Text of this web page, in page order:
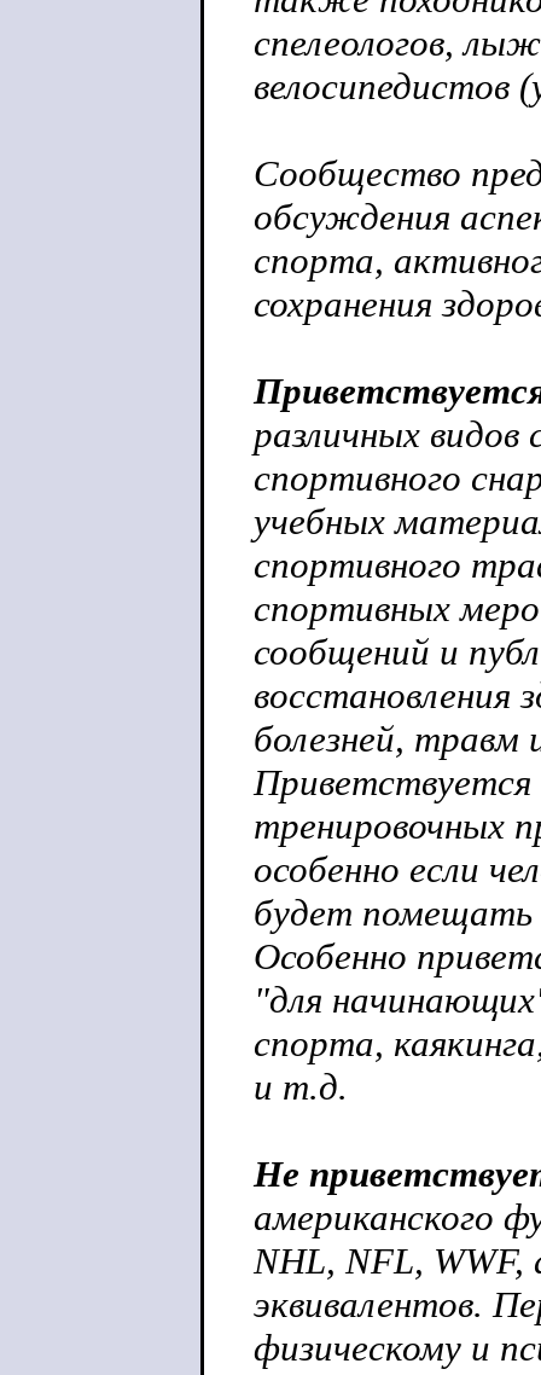
спелеологов,
велосипедистов
Сообщество
обсуждения
спорта,
сохранения
различных видов
спортивного
учебных
спортивного
спортивных
сообщений и
восстановления
болезней, травм
Приветствуется
тренировочных
особенно если
будет помещать
Особенно
"для
спорта,
и т.д.
Не
американского
NHL, NFL,
эквивалентов.
физическому и